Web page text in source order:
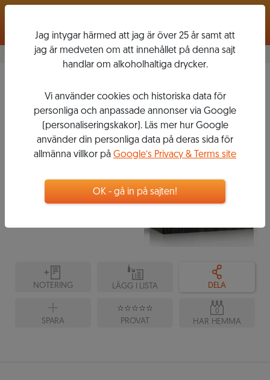
Reserva 2018
RAMOS
259kr
NOTERING LÄGG I LISTA DELA
SPARA PROVAT
0
HAR HEMMA
Jag intygar härmed att jag är över 25 år samt att
jag är medveten om att innehållet på denna sajt
handlar om alkoholhaltiga drycker.
Vi använder cookies och historiska data för
personliga och anpassade annonser via Google
(personaliseringskakor). Läs mer hur Google
använder din personliga data på deras sida för
allmänna villkor på Google’s Privacy & Terms site
OK - gå in på sajten!